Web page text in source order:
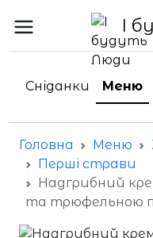
І
Сніданки Меню
Головна Меню
Перші страви
Надгрибний
та трюфельною